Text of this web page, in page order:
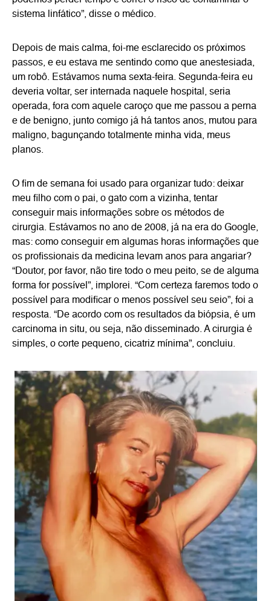
sistema linfático”, disse o médico.
Depois de mais calma, foi-me esclarecido os próximos
passos, e eu estava me sentindo como que anestesiada,
um robô. Estávamos numa sexta-feira. Segunda-feira eu
deveria voltar, ser internada naquele hospital, seria
operada, fora com aquele caroço que me passou a perna
e de benigno, junto comigo já há tantos anos, mutou para
maligno, bagunçando totalmente minha vida, meus
planos.
O fim de semana foi usado para organizar tudo: deixar
meu filho com o pai, o gato com a vizinha, tentar
conseguir mais informações sobre os métodos de
cirurgia. Estávamos no ano de 2008, já na era do Google,
mas: como conseguir em algumas horas informações que
os profissionais da medicina levam anos para angariar?
“Doutor, por favor, não tire todo o meu peito, se de alguma
forma for possível”, implorei. “Com certeza faremos todo o
possível para modificar o menos possível seu seio”, foi a
resposta. “De acordo com os resultados da biópsia, é um
carcinoma in situ, ou seja, não disseminado. A cirurgia é
simples, o corte pequeno, cicatriz mínima”, concluiu.